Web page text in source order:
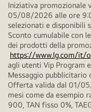
Iniziativa promozionale
05/08/2026 alle ore
selezionati e disponibili
Sconto cumulabile con
dei prodotti della
https://www.lg.com/
agli utenti Vip Program
Messaggio
Offerta valida dal 01/
mesi come da esempio
900, TAN fisso 0%,